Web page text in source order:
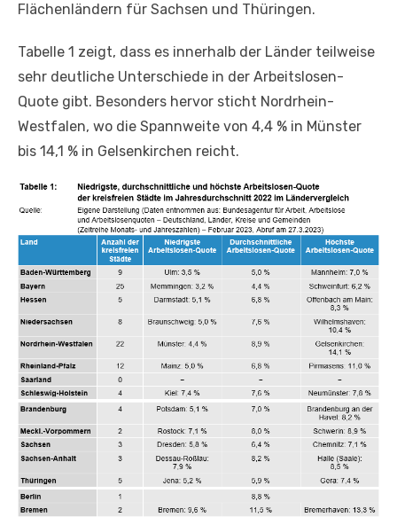
Flächenländern für Sachsen und Thüringen.
Tabelle 1 zeigt, dass es innerhalb der Länder teilweise
sehr deutliche Unterschiede in der Arbeitslosen-
Quote gibt. Besonders hervor sticht Nordrhein-
Westfalen, wo die Spannweite von 4,4 % in Münster
bis 14,1 % in Gelsenkirchen reicht.